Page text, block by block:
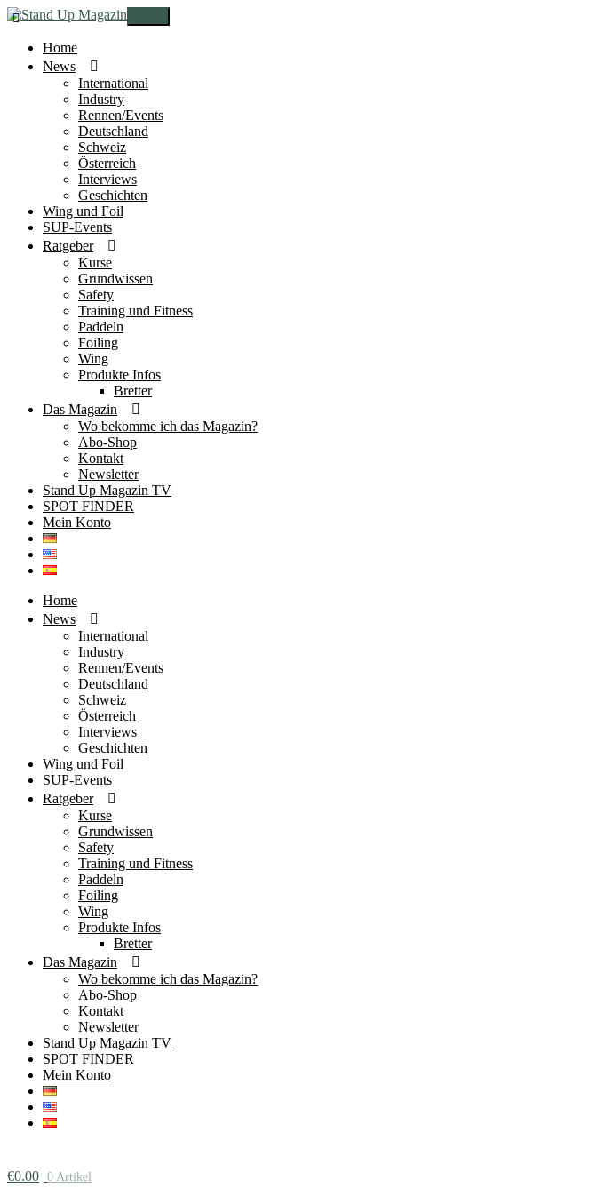
Zur
springen
Zum
springenHome
News
International
Industry
Rennen/Events
Deutschland
Schweiz
Österreich
Interviews
Geschichten
Wing und Foil
SUP-Events
Ratgeber
Kurse
Grundwissen
Safety
Training und Fitness
Paddeln
Foiling
Wing
Produkte Infos
Bretter
Das Magazin
Wo bekomme ich das Magazin?
Abo-Shop
Kontakt
Newsletter
Stand Up Magazin TV
SPOT FINDER
Mein Konto
Home
News
International
Industry
Rennen/Events
Deutschland
Schweiz
Österreich
Interviews
Geschichten
Wing und Foil
SUP-Events
Ratgeber
Kurse
Grundwissen
Safety
Training und Fitness
Paddeln
Foiling
Wing
Produkte Infos
Bretter
Das Magazin
Wo bekomme ich das Magazin?
Abo-Shop
Kontakt
Newsletter
Stand Up Magazin TV
SPOT FINDER
Mein Konto
€0.00 0 Artikel